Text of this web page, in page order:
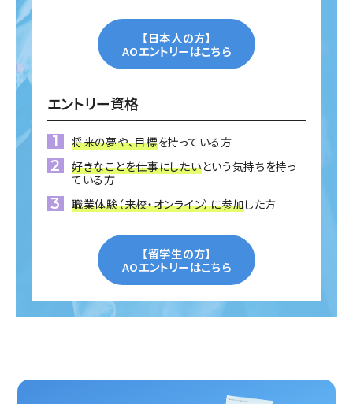
【日本人の方】
AOエントリーはこちら
エントリー資格
将来の夢や、目標を持っている方
好きなことを仕事にしたいという気持ちを持っ
ている方
職業体験（来校・オンライン）に参加した方
【留学生の方】
AOエントリーはこちら